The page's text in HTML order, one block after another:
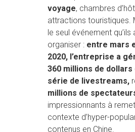
voyage, chambres
attractions touristiques.
le seul événement qu’ils
organiser : entre mars
2020, l’entreprise a
360 millions de dollars
série de livestreams,
millions de
impressionnants à
contexte d’hyper-
contenus en Chine.